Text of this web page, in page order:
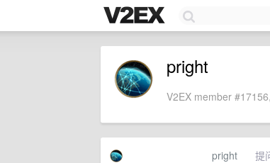
pright
V2EX member
pright 提